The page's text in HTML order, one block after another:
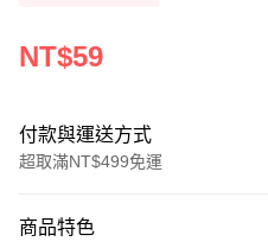
NT$59
付款與運送方式
超取滿NT$499免運
信用卡一次付款
商品特色